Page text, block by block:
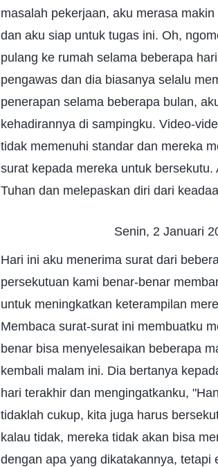
masalah pekerjaan, aku merasa
dan aku siap untuk tugas ini. Oh,
pulang ke rumah selama beberapa
pengawas dan dia biasanya selalu
penerapan selama beberapa bulan,
kehadirannya di sampingku. Video-
tidak memenuhi standar dan mereka
surat kepada mereka untuk
Tuhan dan melepaskan diri dari
Senin, 2 Januari
Hari ini aku menerima surat dari
persekutuan kami benar-benar
untuk meningkatkan keterampilan
Membaca surat-surat ini membuatku
benar bisa menyelesaikan beberapa
kembali malam ini. Dia bertanya
hari terakhir dan mengingatkanku,
tidaklah cukup, kita juga harus
kalau tidak, mereka tidak akan bisa
dengan apa yang dikatakannya,